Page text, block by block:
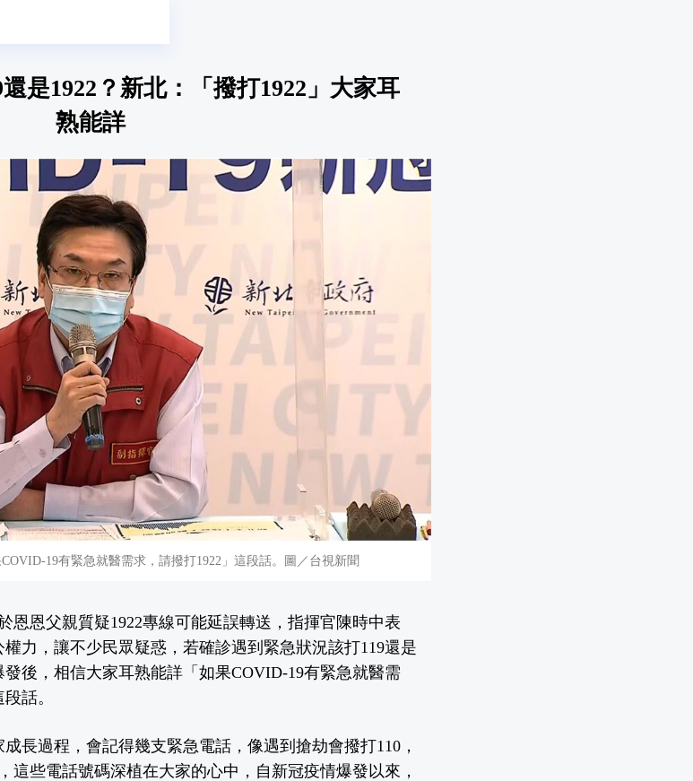
是1922？新北：「撥打1922」大家耳
熟能詳
19有緊急就醫需求，請撥打1922」這段話。圖／台視新聞
恩恩父親質疑1922專線可能延誤轉送，指揮官陳時中表
力，讓不少民眾疑惑，若確診遇到緊急狀況該打119還是
後，相信大家耳熟能詳「如果COVID-19有緊急就醫需
話。
長過程，會記得幾支緊急電話，像遇到搶劫會撥打110，
這些電話號碼深植在大家的心中，自新冠疫情爆發以來，